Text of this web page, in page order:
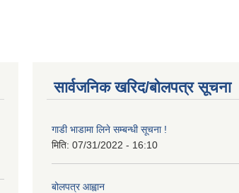
सार्वजनिक खरिद/बोलपत्र सूचना
गाडी भाडामा लिने सम्बन्धी सूचना !
मिति: 07/31/2022 - 16:10
बोलपत्र आह्वान